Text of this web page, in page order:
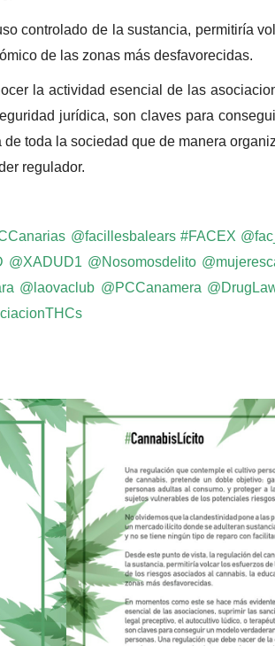
controlado de la sustancia, permitiría
de las zonas más desfavorecidas.
la actividad esencial de las
jurídica, son claves para
toda la sociedad que de manera
regulador.
@facillesbalears#FACEX
@XADUD1 @Nosomosdelito
@laovaclub @PCCanamera